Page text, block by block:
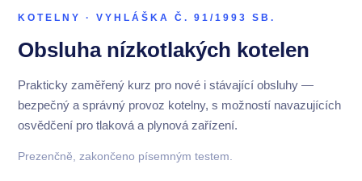
KOTELNY · VYHLÁŠKA Č. 91/1993 SB.
Obsluha nízkotlakých kotelen
Prakticky zaměřený kurz pro nové i stávající obsluhy —
bezpečný a správný provoz kotelny, s možností navazujících
osvědčení pro tlaková a plynová zařízení.
Prezenčně, zakončeno písemným testem.